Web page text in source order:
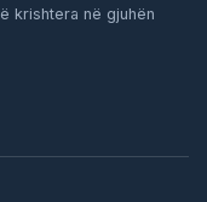
krishtera në gjuhën